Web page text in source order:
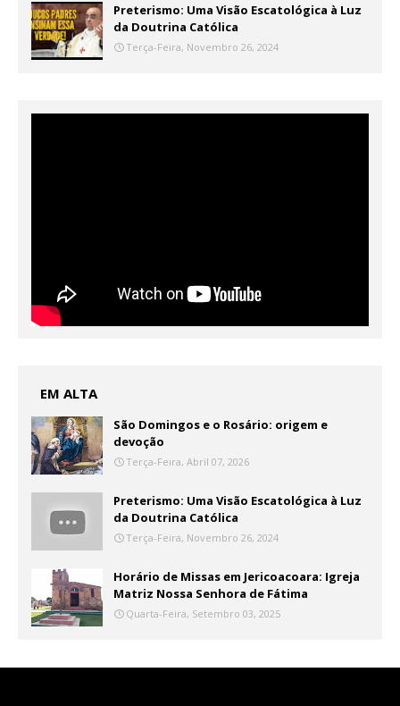
Preterismo: Uma Visão Escatológica à Luz
da Doutrina Católica
Terça-Feira, Novembro 26, 2024
EM ALTA
São Domingos e o Rosário: origem e
devoção
Terça-Feira, Abril 07, 2026
Preterismo: Uma Visão Escatológica à Luz
da Doutrina Católica
Terça-Feira, Novembro 26, 2024
Horário de Missas em Jericoacoara: Igreja
Matriz Nossa Senhora de Fátima
Quarta-Feira, Setembro 03, 2025